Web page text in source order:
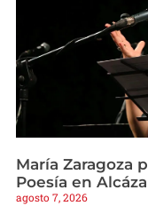
María Zaragoza
Poesía en
agosto 7, 2026